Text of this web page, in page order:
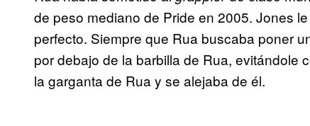
de peso mediano de Pride en 2005. Jones
perfecto. Siempre que Rua buscaba poner
por debajo de la barbilla de Rua, evitándole
la garganta de Rua y se alejaba de él.